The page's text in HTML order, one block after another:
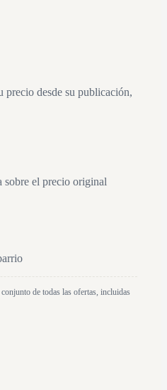
precio desde su publicación,
sobre el precio original
de todas las ofertas, incluidas